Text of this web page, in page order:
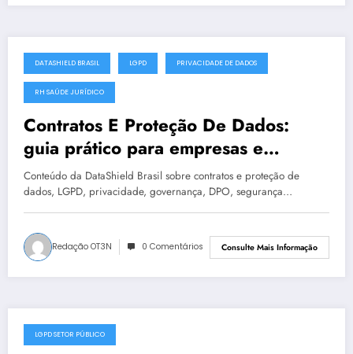
julho 19, 2025
DATASHIELD BRASIL LGPD PRIVACIDADE DE DADOS
RH SAÚDE JURÍDICO
Contratos E Proteção De Dados:
guia prático para empresas e
instituições | DataShield Brasil
#0400
Conteúdo da DataShield Brasil sobre contratos e proteção de
dados, LGPD, privacidade, governança, DPO, segurança…
Redação OT3N 0 Comentários Consulte Mais Informação
julho 19, 2025
LGPD SETOR PÚBLICO